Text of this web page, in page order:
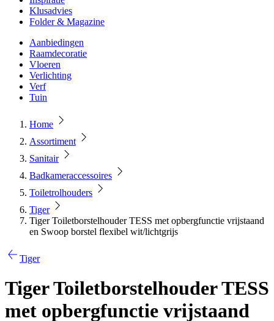
Klusadvies
Folder & Magazine
Aanbiedingen
Raamdecoratie
Vloeren
Verlichting
Verf
Tuin
Home
Assortiment
Sanitair
Badkameraccessoires
Toiletrolhouders
Tiger
Tiger Toiletborstelhouder TESS met opbergfunctie vrijstaand
en Swoop borstel flexibel wit/lichtgrijs
Tiger
Tiger Toiletborstelhouder TESS
met opbergfunctie vrijstaand